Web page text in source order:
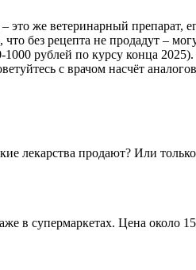
это же ветеринарный препарат,
без рецепта не продадут –
рублей по курсу конца
с врачом насчёт
лекарства продают? Или только
в супермаркетах. Цена около